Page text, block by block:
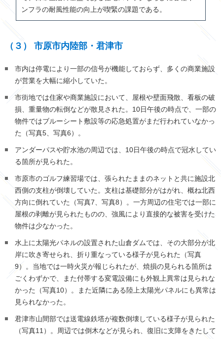
ンフラの耐風性能の向上が喫緊の課題である。
（３） 市原市内陸部・君津市
市内は停電により一部の信号が機能しておらず、多くの商業施設
が営業を大幅に縮小していた。
市街地では住家や商業施設において、屋根や壁面飛散、看板の破
損、重量物の転倒などが散見された。 10日午後の時点で、一部の
物件ではブルーシート敷設等の応急処置がまだ行われていなかっ
た（写真5、写真6）。
アンダーパスや貯水池の周辺では、 10日午後の時点で冠水してい
る箇所が見られた。
市原市のゴルフ練習場では、張られたままのネットと共に施設北
西側の支柱が倒壊していた。支柱は基礎部分がはがれ、概ね北西
方向に倒れていた（写真7、写真8）。一方周辺の住宅では一部に
屋根の剥離が見られたものの、強風により直接的な被害を受けた
物件は少なかった。
水上に太陽光パネルの設置された山倉ダムでは、その大部分が北
岸に吹き寄せられ、折り重なっている様子が見られた（写真
9）。当地では一時火災が報じられたが、焼損の見られる箇所は
ごくわずかで、また付帯する変電設備にも外観上異常は見られな
かった（写真10）。また近隣にある陸上太陽光パネルにも異常は
見られなかった。
君津市山間部では送電線鉄塔が複数倒壊している様子が見られた
（写真11）。周辺では倒木などが見られ、復旧に支障をきたして